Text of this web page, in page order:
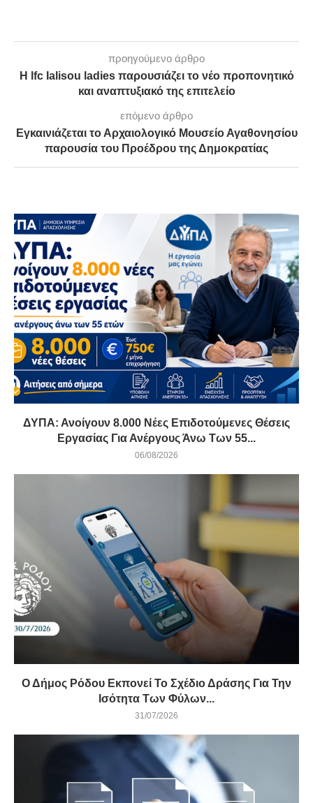
προηγούμενο άρθρο
Η lfc Ialisou ladies παρουσιάζει το νέο προπονητικό
και αναπτυξιακό της επιτελείο
επόμενο άρθρο
Εγκαινιάζεται το Αρχαιολογικό Μουσείο Αγαθονησίου
παρουσία του Προέδρου της Δημοκρατίας
ΔΥΠΑ: Ανοίγουν 8.000 Νέες Επιδοτούμενες Θέσεις
Εργασίας Για Ανέργους Άνω Των 55...
06/08/2026
Ο Δήμος Ρόδου Εκπονεί Το Σχέδιο Δράσης Για Την
Ισότητα Των Φύλων...
31/07/2026